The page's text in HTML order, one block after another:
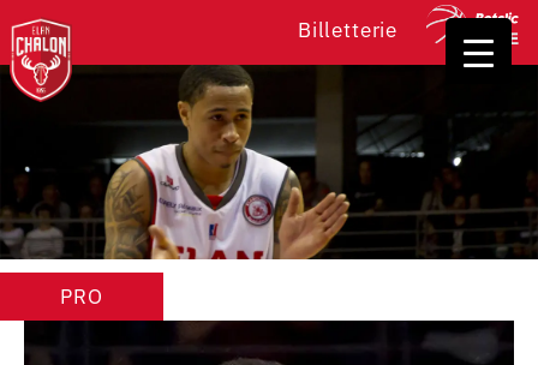
Billetterie
PRO